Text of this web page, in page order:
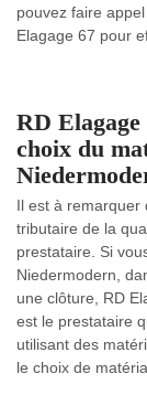
pouvez faire
Elagage 67 pour
RD Elagage
choix du
Il est à remarquer
tributaire de la
prestataire. Si
Niedermodern,
une clôture, RD
est le prestataire
utilisant des
le choix de